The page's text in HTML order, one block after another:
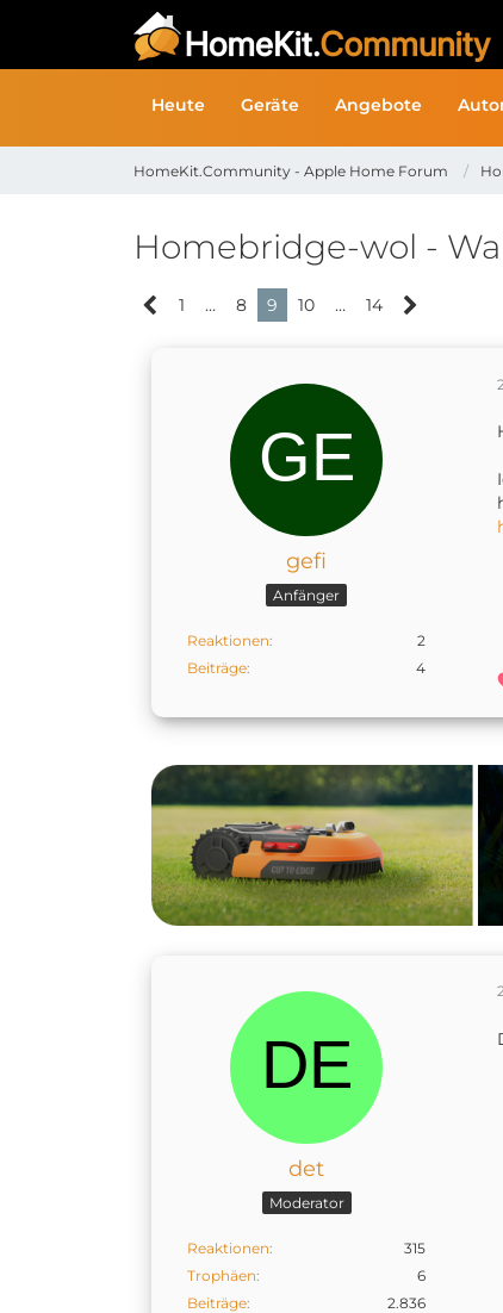
Heute Geräte Angebote
HomeKit.Community - Apple Home Forum
Homebridge-wol -
1 … 8 9 10 … 14
gefi
Anfänger
Reaktionen
2
Beiträge
4
det
Moderator
Reaktionen
315
Trophäen
6
Beiträge
2.836